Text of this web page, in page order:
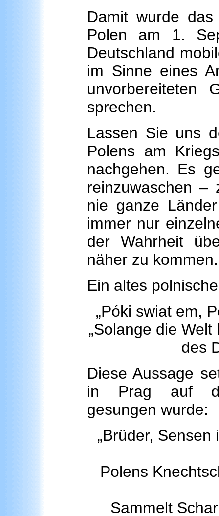
Damit wurde
Polen am 1.
Deutschland
im Sinne eines
unvorbereiteten
sprechen.
Lassen Sie uns
Polens am
nachgehen. Es
reinzuwaschen –
nie ganze
immer nur
der Wahrheit
näher zu kommen.
Ein altes
„Póki swiat em,
„Solange die
des
Diese Aussage
in Prag auf
gesungen wurde:
„Brüder,
Polens
Sammelt